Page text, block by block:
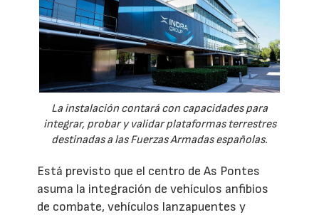
La instalación contará con capacidades para
integrar, probar y validar plataformas terrestres
destinadas a las Fuerzas Armadas españolas.
Está previsto que el centro de As Pontes
asuma la integración de vehículos anfibios
de combate, vehículos lanzapuentes y